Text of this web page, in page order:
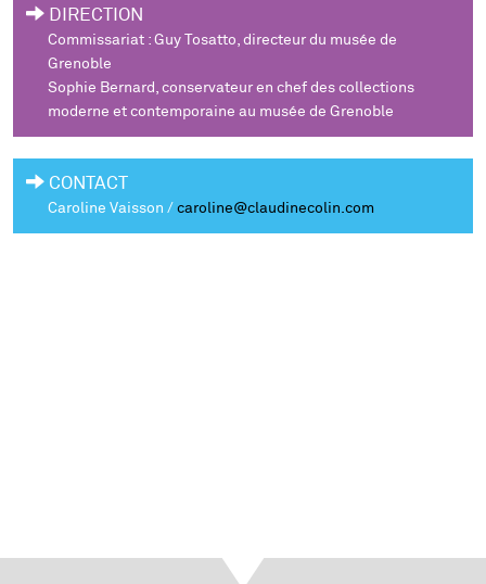
DIRECTION
Commissariat : Guy Tosatto, directeur du musée de
Grenoble
Sophie Bernard, conservateur en chef des collections
moderne et contemporaine au musée de Grenoble
CONTACT
Caroline Vaisson / caroline@claudinecolin.com